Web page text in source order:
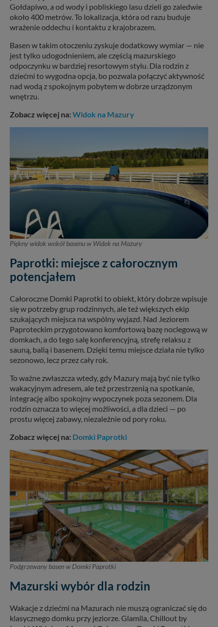
Gołdapiwo, a od wody i pobliskiego lasu dzieli go zaledwie
około 400 metrów. To lokalizacja, która od razu buduje
wrażenie oddechu i kontaktu z krajobrazem.
Basen w takim otoczeniu zyskuje dodatkowy wymiar — nie
jest tylko udogodnieniem, ale częścią mazurskiego
odpoczynku w bardziej resortowym stylu. Dla rodzin z
dziećmi to wygodna opcja, bo pozwala połączyć aktywność
nad wodą z spokojnym pobytem w dobrze urządzonym
wnętrzu.
Zobacz więcej na: Widok na Mazury
Piękny widok wokół basenu w Widok na Mazury
Paprotki: miejsce z całorocznym
potencjałem
Całoroczne Domki Paprotki to obiekt, który dobrze wpisuje
się w potrzeby grup rodzinnych, ale też większych ekip
szukających miejsca na wspólny wyjazd. Nad Jeziorem
Paproteckim przygotowano komfortową bazę noclegową w
domkach, a do tego salę konferencyjną, strefę relaksu z
sauną, balią i basenem. Dzięki temu miejsce działa nie tylko
sezonowo, lecz przez cały rok.
To ważne zwłaszcza wtedy, gdy Mazury mają być nie tylko
wakacyjnym adresem, ale też przestrzenią na spotkanie,
integrację albo spokojny wypoczynek poza sezonem. Dla
rodzin oznacza to więcej możliwości, a dla dzieci — po
prostu więcej zabawy, niezależnie od pory roku.
Zobacz więcej na: Domki Paprotki
Podgrzewany basen w Domki Paprotki
Mazurski wybór dla rodzin
Wakacje z dziećmi na Mazurach nie muszą ograniczać się do
klasycznego domku przy jeziorze. Glamila, Chillout by